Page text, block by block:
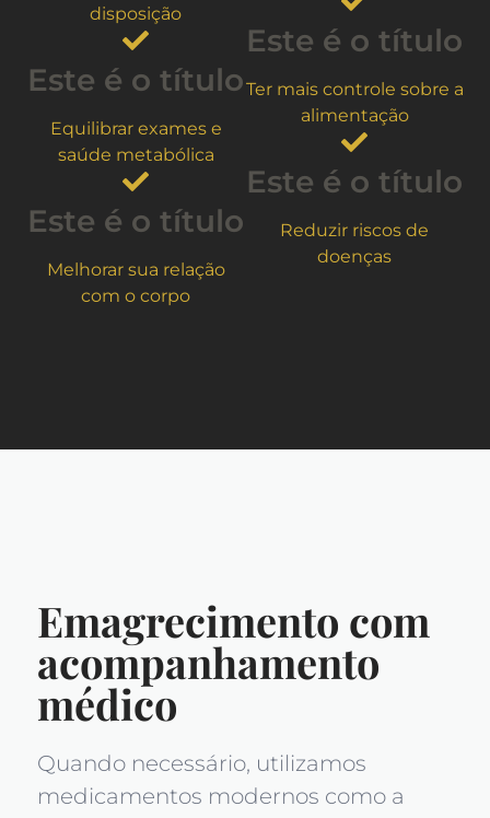
disposição
Este é o título
Equilibrar exames e
saúde metabólica
Este é o título
Melhorar sua relação
com o corpo
Este é o título
Ter mais controle sobre a
alimentação
Este é o título
Reduzir riscos de
doenças
Emagrecimento com
acompanhamento
médico
Quando necessário, utilizamos
medicamentos modernos como a